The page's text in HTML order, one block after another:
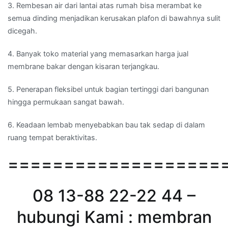
3. Rembesan air dari lantai atas rumah bisa merambat ke
semua dinding menjadikan kerusakan plafon di bawahnya sulit
dicegah.
4. Banyak toko material yang memasarkan harga jual
membrane bakar dengan kisaran terjangkau.
5. Penerapan fleksibel untuk bagian tertinggi dari bangunan
hingga permukaan sangat bawah.
6. Keadaan lembab menyebabkan bau tak sedap di dalam
ruang tempat beraktivitas.
08 13-88 22-22 44 –
hubungi Kami : membran